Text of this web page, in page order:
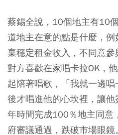
蔡錫全說，10個地主有10
道地主在意的點是什麼，
棄穩定租金收入，不同意
對方喜歡在家唱卡拉OK，
起陪著唱歌，「我就一邊
後才唱進他的心坎裡，讓
年時間完成100％地主同意
府審議通過，跌破市場眼鏡。